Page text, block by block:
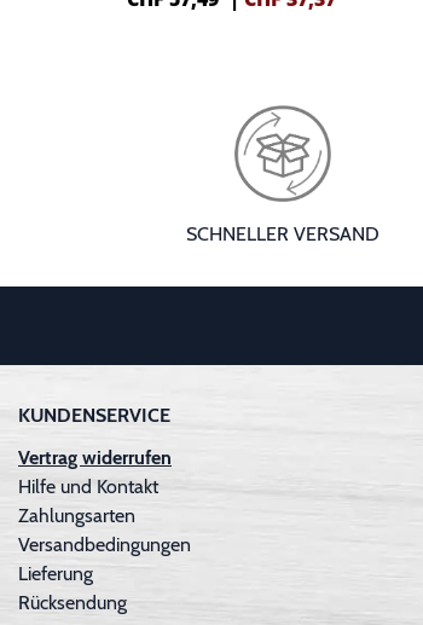
SCHNELLER VERSAND
KUNDENSERVICE
Vertrag widerrufen
Hilfe und Kontakt
Zahlungsarten
Versandbedingungen
Lieferung
Rücksendung